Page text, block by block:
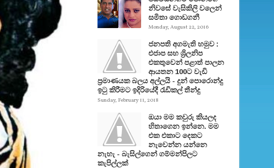
නිවසේ වැසිකිලි වලෙන්
සමිතා ගොඩගනී
Monday, August 22, 2016
ජනපති අගමැති හමුව :
එජාප සහ ශ්‍රිලනිප
එකතුවෙන් පළාත් පාලන
ආයතන 100ට වැඩි
ප්‍රමාණයක බලය අල්ලයි - දුන් පොරොන්දු
ඉටු කිරීමට ඉදිරියේදී රැඩිකල් තීන්දු
Sunday, February 11, 2018
ඔයා මම කවුරු කියලද
හිතාගෙන ඉන්නෙ. මම
එක එකාට දෙකට
නැවෙන්න යන්නෙ
නැහැ - බැසිල්ගෙන් ගම්මන්පිලට
කැපිල්ලක්